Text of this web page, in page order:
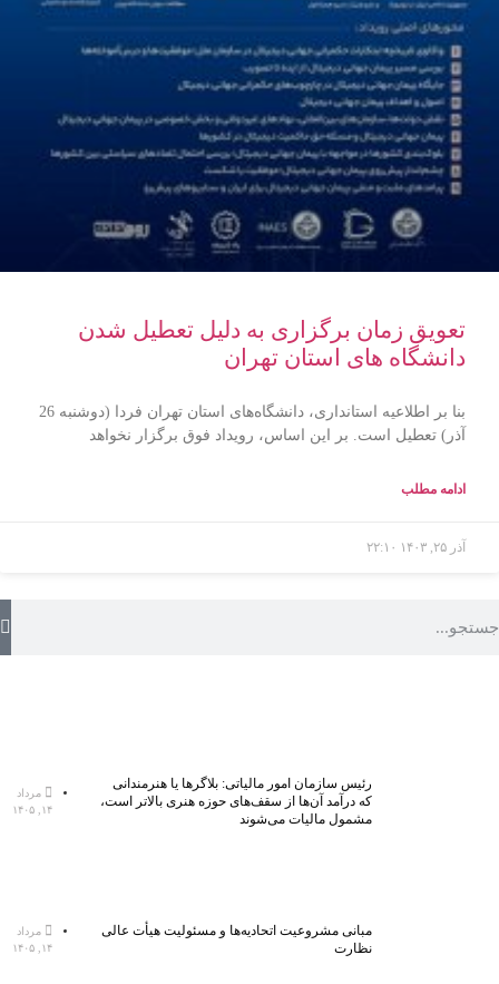
تعویق زمان برگزاری به دلیل تعطیل شدن
دانشگاه های استان تهران
بنا بر اطلاعیه استانداری، دانشگاه‌های استان تهران فردا (دوشنبه 26
آذر) تعطیل است. بر این اساس، رویداد فوق برگزار نخواهد
ادامه مطلب
۲۲:۱۰
رئیس سازمان امور مالیاتی: بلاگر‌ها یا هنرمندانی
که درآمد آن‌ها از سقف‌های حوزه هنری بالاتر است،
مشمول مالیات می‌شوند
مرداد
مبانی مشروعیت اتحادیه‌ها و مسئولیت هیأت عالی
نظارت
مرداد